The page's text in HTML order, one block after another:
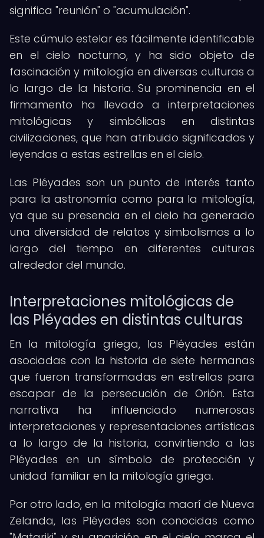
significa "reunión" o "acumulación".
Este cúmulo estelar es fácilmente identificable
en el cielo nocturno, y ha sido objeto de
fascinación y mitología en diversas culturas a
lo largo de la historia. Su prominencia en el
firmamento ha llevado a interpretaciones
mitológicas y simbólicas en distintas
civilizaciones, que han atribuido significados y
leyendas a estas estrellas en el cielo.
Las Pléyades son un punto de interés tanto
para la astronomía como para la mitología,
ya que su presencia en el cielo ha generado
una diversidad de relatos y simbolismos a lo
largo del tiempo en diferentes culturas
alrededor del mundo.
Interpretaciones mitológicas de
las Pléyades en distintas culturas
En la mitología griega, las Pléyades están
asociadas con la historia de siete hermanas
que fueron transformadas en estrellas para
escapar de la persecución de Orión. Esta
narrativa ha influenciado numerosas
interpretaciones y representaciones artísticas
a lo largo de la historia, convirtiendo a las
Pléyades en un símbolo de protección y
unidad familiar en la mitología griega.
Por otro lado, en la mitología maorí de Nueva
Zelanda, las Pléyades son conocidas como